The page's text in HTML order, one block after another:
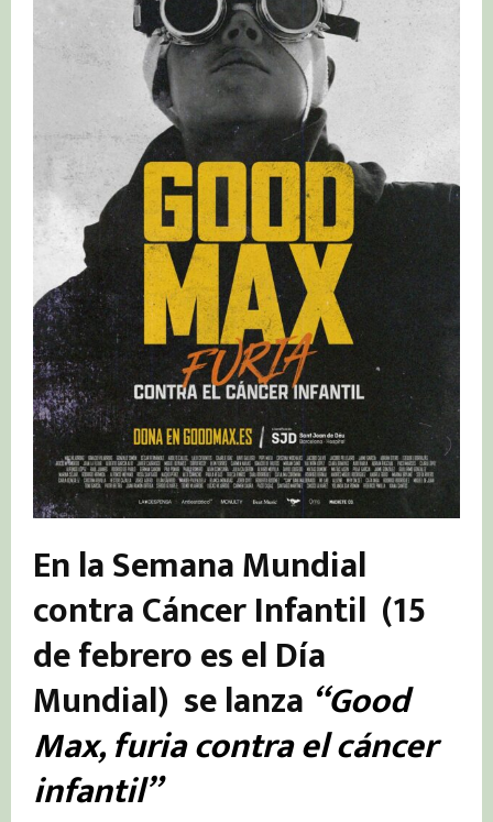
En la Semana Mundial
contra Cáncer Infantil (15
de febreroes elDía
Mundial) se lanza “Good
Max, furia contra el cáncer
infantil”